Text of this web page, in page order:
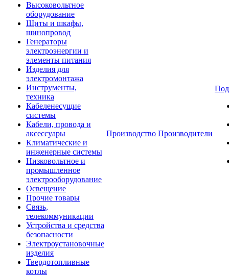
Высоковольтное
оборудование
Щиты и шкафы,
шинопровод
Генераторы
электроэнергии и
элементы питания
Изделия для
электромонтажа
Инструменты,
техника
Кабеленесущие
системы
Кабели, провода и
аксессуары
Климатические и
инженерные системы
Низковольтное и
промышленное
электрооборудование
Освещение
Прочие товары
Связь,
телекоммуникации
Устройства и средства
безопасности
Электроустановочные
изделия
Твердотопливные
котлы
Производство Производители